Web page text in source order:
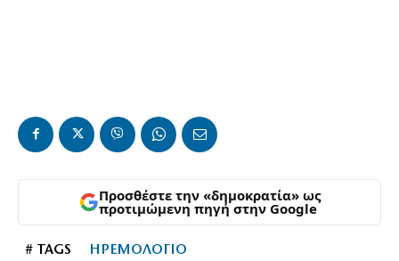
Προσθέστε την «δημοκρατία» ως
προτιμώμενη πηγή στην Google
# TAGS ΗΡΕΜΟΛΟΓΙΟ